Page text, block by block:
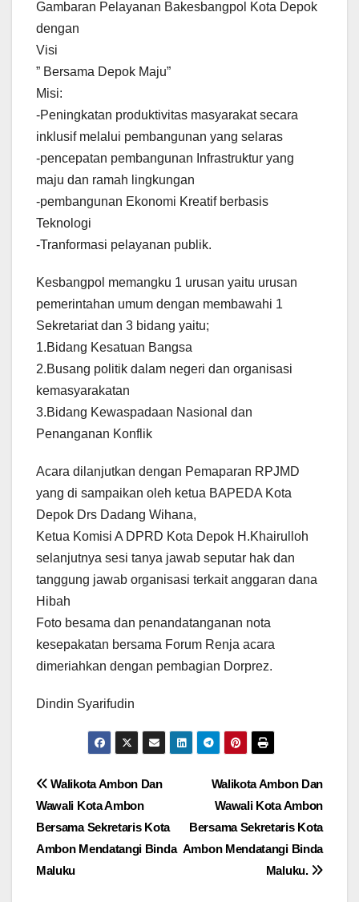
Gambaran Pelayanan Bakesbangpol Kota Depok
dengan
Visi
” Bersama Depok Maju”
Misi:
-Peningkatan produktivitas masyarakat secara
inklusif melalui pembangunan yang selaras
-pencepatan pembangunan Infrastruktur yang
maju dan ramah lingkungan
-pembangunan Ekonomi Kreatif berbasis
Teknologi
-Tranformasi pelayanan publik.
Kesbangpol memangku 1 urusan yaitu urusan
pemerintahan umum dengan membawahi 1
Sekretariat dan 3 bidang yaitu;
1.Bidang Kesatuan Bangsa
2.Busang politik dalam negeri dan organisasi
kemasyarakatan
3.Bidang Kewaspadaan Nasional dan
Penanganan Konflik
Acara dilanjutkan dengan Pemaparan RPJMD
yang di sampaikan oleh ketua BAPEDA Kota
Depok Drs Dadang Wihana,
Ketua Komisi A DPRD Kota Depok H.Khairulloh
selanjutnya sesi tanya jawab seputar hak dan
tanggung jawab organisasi terkait anggaran dana
Hibah
Foto besama dan penandatanganan nota
kesepakatan bersama Forum Renja acara
dimeriahkan dengan pembagian Dorprez.
Dindin Syarifudin
Navigasi
pos
Walikota Ambon Dan
Wawali Kota Ambon
Bersama Sekretaris Kota
Ambon Mendatangi Binda
Maluku.
Walikota Ambon Dan
Wawali Kota Ambon
Bersama Sekretaris Kota
Ambon Mendatangi Binda
Maluku